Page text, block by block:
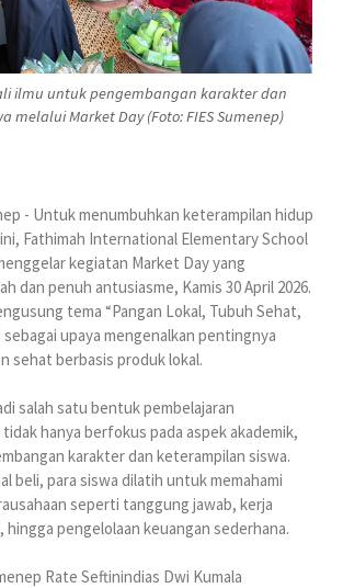
ilmu untuk pengembangan karakter dan
melalui Market Day (Foto: FIES Sumenep)
- Untuk menumbuhkan keterampilan hidup
Fathimah International Elementary School
kegiatan Market Day yang
dan penuh antusiasme, Kamis 30 April 2026.
tema “Pangan Lokal, Tubuh Sehat,
upaya mengenalkan pentingnya
sehat berbasis produk lokal.
salah satu bentuk pembelajaran
hanya berfokus pada aspek akademik,
karakter dan keterampilan siswa.
beli, para siswa dilatih untuk memahami
seperti tanggung jawab, kerja
hingga pengelolaan keuangan sederhana.
Rate Seftinindias Dwi Kumala